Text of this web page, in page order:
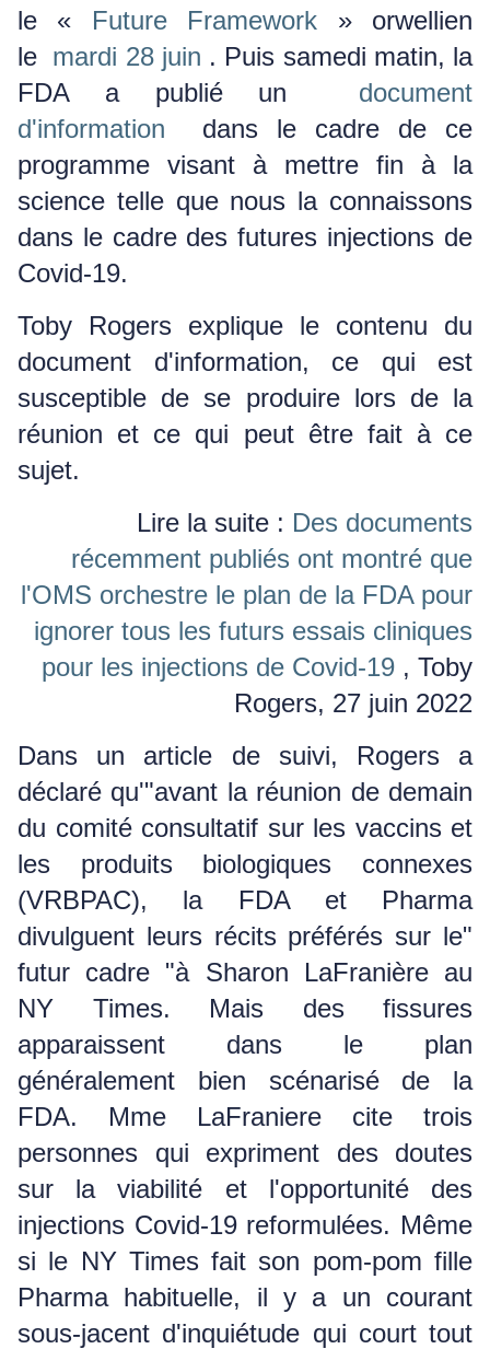
le « Future Framework » orwellien
le mardi 28 juin . Puis samedi matin, la
FDA a publié un document
d'information dans le cadre de ce
programme visant à mettre fin à la
science telle que nous la connaissons
dans le cadre des futures injections de
Covid-19.
Toby Rogers explique le contenu du
document d'information, ce qui est
susceptible de se produire lors de la
réunion et ce qui peut être fait à ce
sujet.
Lire la suite : Des documents
récemment publiés ont montré que
l'OMS orchestre le plan de la FDA pour
ignorer tous les futurs essais cliniques
pour les injections de Covid-19 , Toby
Rogers, 27 juin 2022
Dans un article de suivi, Rogers a
déclaré qu'"avant la réunion de demain
du comité consultatif sur les vaccins et
les produits biologiques connexes
(VRBPAC), la FDA et Pharma
divulguent leurs récits préférés sur le"
futur cadre "à Sharon LaFranière au
NY Times. Mais des fissures
apparaissent dans le plan
généralement bien scénarisé de la
FDA. Mme LaFraniere cite trois
personnes qui expriment des doutes
sur la viabilité et l'opportunité des
injections Covid-19 reformulées. Même
si le NY Times fait son pom-pom fille
Pharma habituelle, il y a un courant
sous-jacent d'inquiétude qui court tout